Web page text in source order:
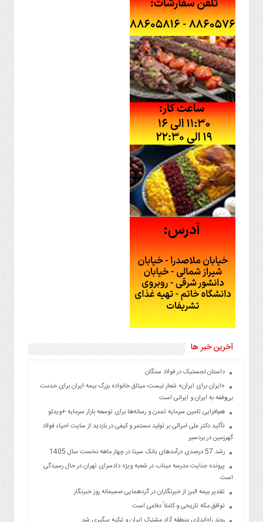
آخرین خبر ها
داستان لجستیک در فولاد سنگان
«ایران برای ایران» شعار نیست؛ میثاق خانواده بزرگ بیمه ایران برای خدمت
بی‌وقفه به ایران و ایرانی است
هم‌افزایی تامین سرمایه تمدن و رسانه‌ها برای توسعه بازار سرمایه +ویدئو
تأکید دکتر علی امرائی بر تولید مستمر و کیفی در بازدید از سایت احیاء فولاد
گهرزمین در بردسیر
رشد 57 درصدی درآمد‌های بانک سینا در چهار ماهه نخست سال 1405
پرونده جنایت مدرسه میناب در شعبه ویژه دادسرای تهران در حال رسیدگی
است
تقدیر بیمه البرز از خبرنگاران در گردهمایی صمیمانه روز خبرنگار
توافق مکه تاریخی و کاملاً دفاعی است